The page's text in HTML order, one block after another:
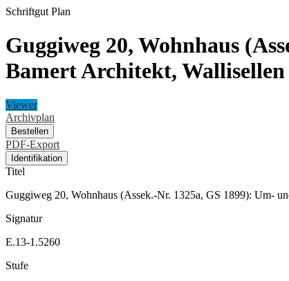
Schriftgut Plan
Guggiweg 20, Wohnhaus
Bamert Architekt, Wallisellen
Viewer
Archivplan
Bestellen
PDF-Export
Identifikation
Titel
Guggiweg 20, Wohnhaus (Assek.-Nr. 1325a, GS 1899): Um-
Signatur
E.13-1.5260
Stufe